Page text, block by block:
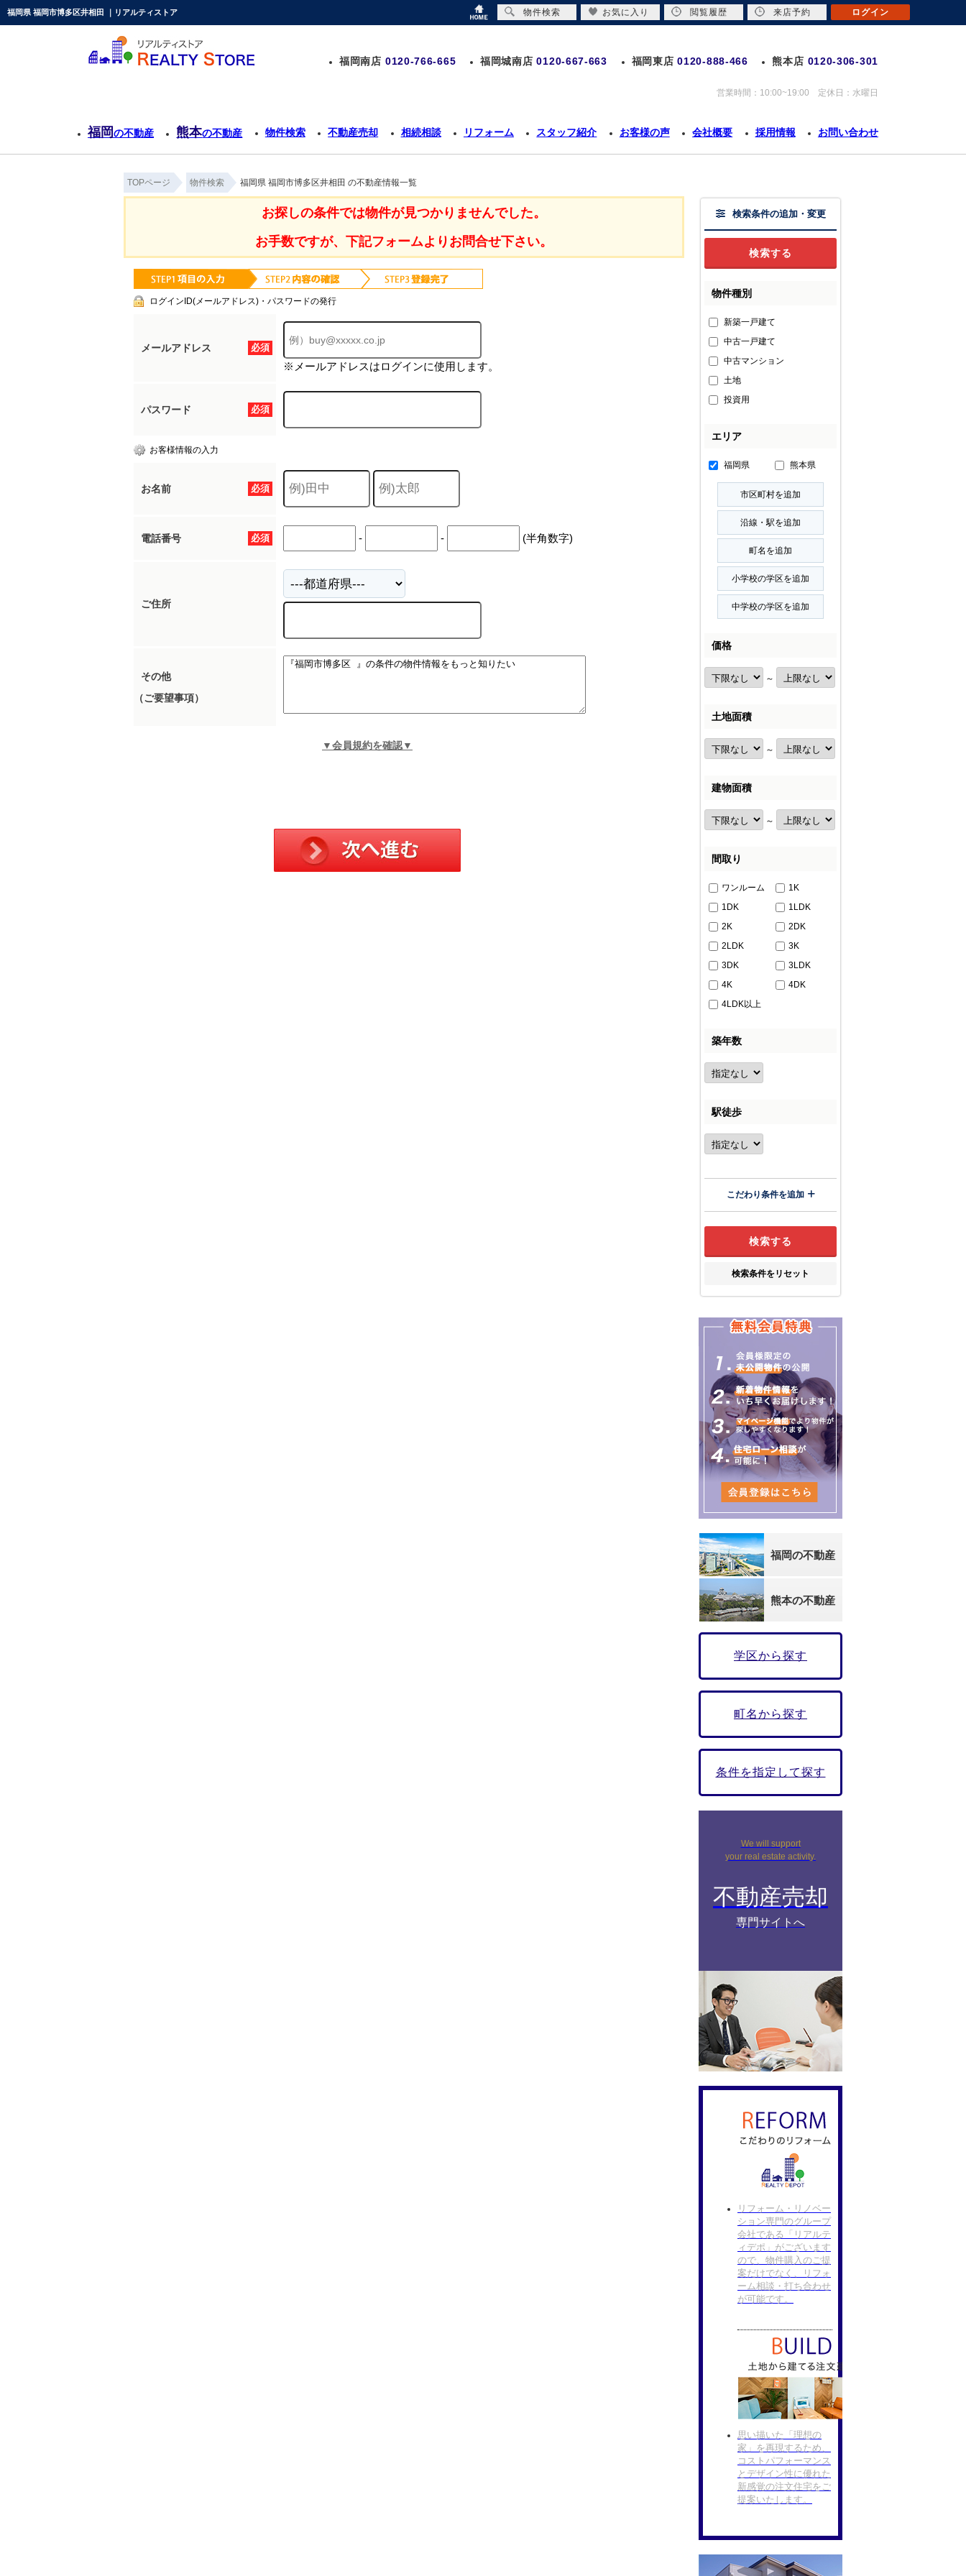
福岡県 福岡市博多区井相田 ｜リアルティストア
福岡南店 0120-766-665 福岡城南店 0120-667-663 福岡東店 0120-888-466 熊本店 0120-306-301
営業時間：10:00~19:00 定休日：水曜日
福岡の不動産 熊本の不動産 物件検索 不動産売却 相続相談 リフォーム スタッフ紹介 お客様の声 会社概要 採用情報 お問い合わせ
TOPページ 物件検索 福岡県 福岡市博多区井相田 の不動産情報一覧
お探しの条件では物件が見つかりませんでした。
お手数ですが、下記フォームよりお問合せ下さい。
ログインID(メールアドレス)・パスワードの発行
必須
メールアドレス
※メールアドレスはログインに使用します。
必須
パスワード
お客様情報の入力
必須
お名前
必須
電話番号 - - (半角数字)
ご住所
その他
（ご要望事項）
▼会員規約を確認▼
検索条件の追加・変更
物件種別
新築一戸建て
中古一戸建て
中古マンション
土地
投資用
エリア
福岡県 熊本県
価格
～
土地面積
～
建物面積
～
間取り
ワンルーム
1K
1DK
1LDK
2K
2DK
2LDK
3K
3DK
3LDK
4K
4DK
4LDK以上
築年数
駅徒歩
こだわり条件を追加
検索条件をリセット
福岡の不動産
熊本の不動産
学区から探す
町名から探す
条件を指定して探す
We will support
your real estate activity.
不動産売却
専門サイトへ
リフォーム・リノベー
ション専門のグループ
会社である「リアルテ
ィデポ」がございます
ので、物件購入のご提
案だけでなく、リフォ
ーム相談・打ち合わせ
が可能です。
思い描いた「理想の
家」を再現するため、
コストパフォーマンス
とデザイン性に優れた
新感覚の注文住宅をご
提案いたします。
物件検索 お気に入り 閲覧履歴 来店予約 ログイン